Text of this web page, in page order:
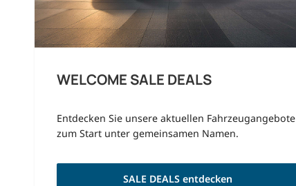
WELCOME SALE DEALS
Entdecken Sie unsere aktuellen Fahrzeugangebote
zum Start unter gemeinsamen Namen.
SALE DEALS entdecken